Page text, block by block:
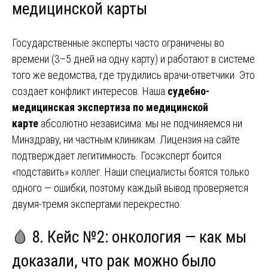
медицинской карты
Государственные эксперты часто ограничены во
времени (3–5 дней на одну карту) и работают в системе
того же ведомства, где трудились врачи-ответчики. Это
создает конфликт интересов. Наша судебно-
медицинская экспертиза по медицинской
карте абсолютно независима: мы не подчиняемся ни
Минздраву, ни частным клиникам. Лицензия на сайте
подтверждает легитимность. Госэксперт боится
«подставить» коллег. Наши специалисты боятся только
одного — ошибки, поэтому каждый вывод проверяется
двумя-тремя экспертами перекрестно.
🩸 8. Кейс №2: онкология — как мы
доказали, что рак можно было